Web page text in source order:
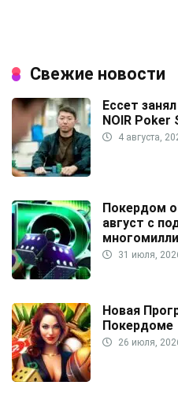
Свежие новости
Ессет
NOIR Poker
4 августа,
Покердом
август с
31 июля,
Новая
Покердоме
26 июля,